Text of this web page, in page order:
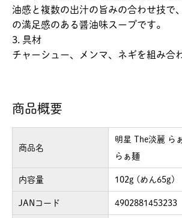
油感と複数の出汁の旨みの合わせ技で
の満足感のある醤油味スープです。
3. 具材
チャーシュー、メンマ、ネギを組み合
商品概要
商品名
明星 The淡麗 ら
らぁ麺
内容量 102g (めん65g)
JANコード 4902881453233